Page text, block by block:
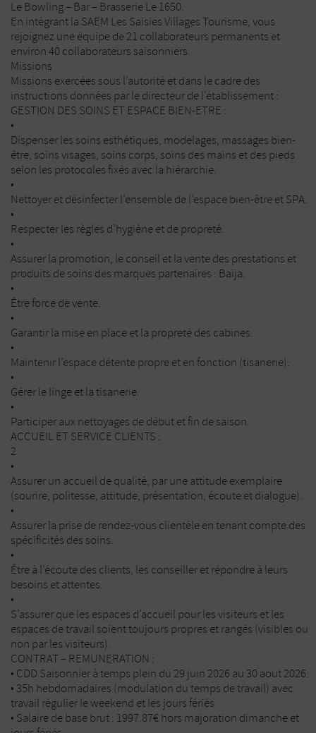
Le Bowling – Bar – Brasserie Le 1650.
En intégrant la SAEM Les Saisies Villages Tourisme, vous
rejoignez une équipe de 21 collaborateurs permanents et
environ 40 collaborateurs saisonniers.
Missions
Missions exercées sous l’autorité et dans le cadre des
instructions données par le directeur de l’établissement :
GESTION DES SOINS ET ESPACE BIEN-ETRE :
•
Dispenser les soins esthétiques, modelages, massages bien-
être, soins visages, soins corps, soins des mains et des pieds
selon les protocoles fixés avec la hiérarchie.
•
Nettoyer et désinfecter l’ensemble de l’espace bien-être et SPA.
•
Respecter les règles d’hygiène et de propreté.
•
Assurer la promotion, le conseil et la vente des prestations et
produits de soins des marques partenaires : Baïja.
•
Être force de vente.
•
Garantir la mise en place et la propreté des cabines.
•
Maintenir l’espace détente propre et en fonction (tisanerie).
•
Gérer le linge et la tisanerie.
•
Participer aux nettoyages de début et fin de saison.
ACCUEIL ET SERVICE CLIENTS :
2
•
Assurer un accueil de qualité, par une attitude exemplaire
(sourire, politesse, attitude, présentation, écoute et dialogue).
•
Assurer la prise de rendez-vous clientèle en tenant compte des
spécificités des soins.
•
Être à l’écoute des clients, les conseiller et répondre à leurs
besoins et attentes.
•
S’assurer que les espaces d’accueil pour les visiteurs et les
espaces de travail soient toujours propres et rangés (visibles ou
non par les visiteurs).
CONTRAT – REMUNERATION :
• CDD Saisonnier à temps plein du 29 juin 2026 au 30 aout 2026.
• 35h hebdomadaires (modulation du temps de travail) avec
travail régulier le weekend et les jours fériés
• Salaire de base brut : 1997.87€ hors majoration dimanche et